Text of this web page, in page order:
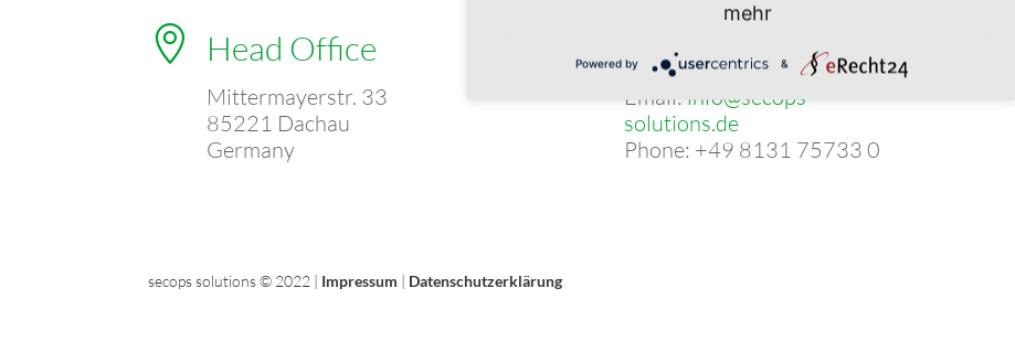
 Head Office
Mittermayerstr. 33
85221 Dachau
Germany
Contact
Email: info@secops-
solutions.de
Phone: +49 8131 75733 0
secops solutions © 2022 | Impressum | Datenschutzerklärung
mehr
Powered by &